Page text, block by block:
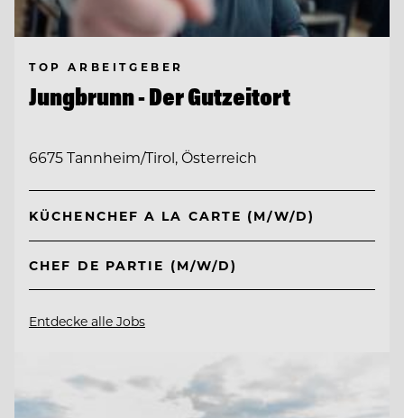
TOP ARBEITGEBER
Jungbrunn - Der Gutzeitort
6675 Tannheim/Tirol, Österreich
KÜCHENCHEF A LA CARTE (M/W/D)
CHEF DE PARTIE (M/W/D)
Entdecke alle Jobs